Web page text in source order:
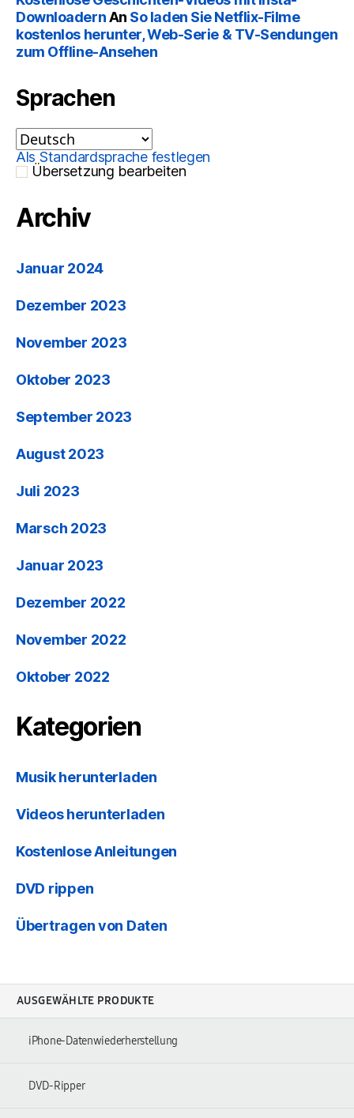
DownloadernAn So laden Sie Netflix-Filme
kostenlos herunter, Web-Serie & TV-Sendungen
zum Offline-Ansehen
Sprachen
Als Standardsprache festlegen
Übersetzung bearbeiten
Archiv
Januar 2024
Dezember 2023
November 2023
Oktober 2023
September 2023
August 2023
Juli 2023
Marsch 2023
Januar 2023
Dezember 2022
November 2022
Oktober 2022
Kategorien
Musik herunterladen
Videos herunterladen
Kostenlose Anleitungen
DVD rippen
Übertragen von Daten
AUSGEWÄHLTE PRODUKTE
iPhone-Datenwiederherstellung
DVD-Ripper